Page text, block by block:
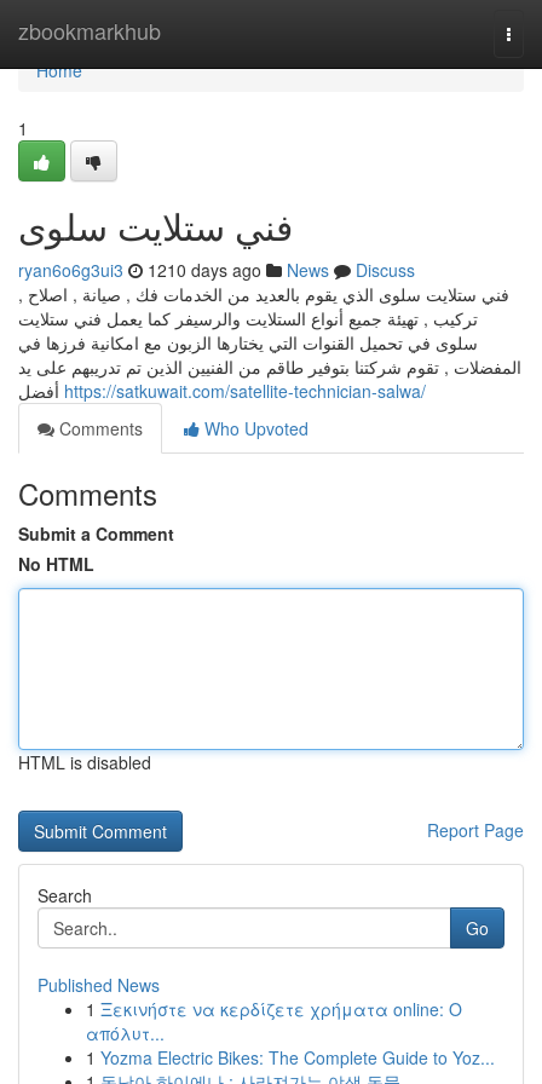
zbookmarkhub
Home
Home
1
فني ستلايت سلوى
ryan6o6g3ui3 1210 days ago News
Discuss
فني ستلايت سلوى الذي يقوم بالعديد من الخدمات فك , صيانة , اصلاح ,
تركيب , تهيئة جميع أنواع الستلايت والرسيفر كما يعمل فني ستلايت
سلوى في تحميل القنوات التي يختارها الزبون مع امكانية فرزها في
المفضلات , تقوم شركتنا بتوفير طاقم من الفنيين الذين تم تدريبهم على يد
https://satkuwait.com/satellite-technician-salwa/
Comments
Who Upvoted
Comments
Submit a Comment
No HTML
HTML is disabled
Report Page
Search
Go
Published News
1 Ξεκινήστε να κερδίζετε χρήματα online: Ο
απόλυτ...
1 Yozma Electric Bikes: The Complete Guide to Yoz...